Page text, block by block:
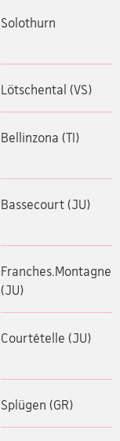
Solothurn
Lötschental (VS)
Bellinzona (TI)
Bassecourt (JU)
Franches.Montagnes
(JU)
Courtételle (JU)
Splügen (GR)